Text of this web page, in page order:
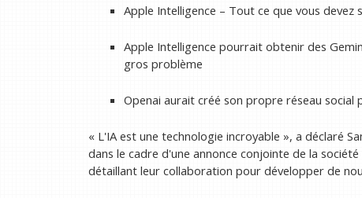
Apple Intelligence – Tout ce que vous devez
Apple Intelligence pourrait obtenir des
gros problème
Openai aurait créé son propre réseau
« L'IA est une technologie incroyable », a déclaré
dans le cadre d'une annonce conjointe de la
détaillant leur collaboration pour développer de